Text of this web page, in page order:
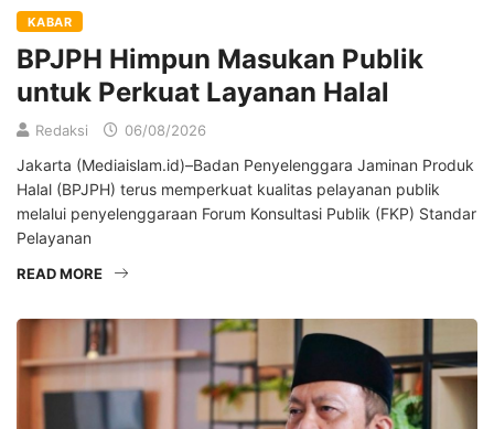
KABAR
BPJPH Himpun Masukan Publik
untuk Perkuat Layanan Halal
Redaksi 06/08/2026
Jakarta (Mediaislam.id)–Badan Penyelenggara Jaminan Produk
Halal (BPJPH) terus memperkuat kualitas pelayanan publik
melalui penyelenggaraan Forum Konsultasi Publik (FKP) Standar
Pelayanan
READ MORE